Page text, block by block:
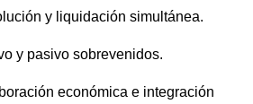
y liquidación simultánea.
y pasivo sobrevenidos.
económica e integración